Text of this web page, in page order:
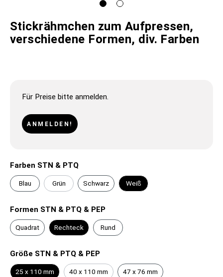
Stickrähmchen zum Aufpressen,
verschiedene Formen, div. Farben
Für Preise bitte anmelden.
ANMELDEN!
Farben STN & PTQ
Blau Grün Schwarz Weiß
Formen STN & PTQ & PEP
Quadrat Rechteck Rund
Größe STN & PTQ & PEP
25 x 110 mm 40 x 110 mm 47 x 76 mm